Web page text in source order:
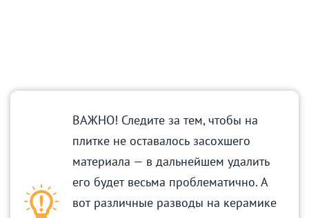
ВАЖНО! Следите за тем, чтобы на
плитке не оставалось засохшего
материала — в дальнейшем удалить
его будет весьма проблематично. А
вот различные разводы на керамике